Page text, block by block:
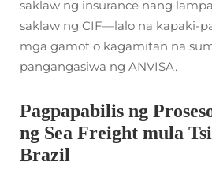
saklaw ng insurance nang
saklaw ng CIF—lalo na kapaki-
mga gamot o kagamitan na
pangangasiwa ng ANVISA.
Pagpapabilis ng
ng Sea Freight mula
Brazil